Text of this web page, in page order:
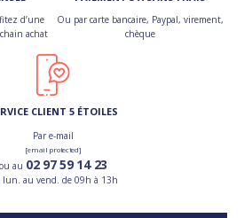
d’une
achat
Ou par carte bancaire, Paypal, virement,
chèque
CLIENT 5 ÉTOILES
Par e-mail
[email protected]
ou au 02 97 59 14 23
lun. au vend. de 09h à 13h